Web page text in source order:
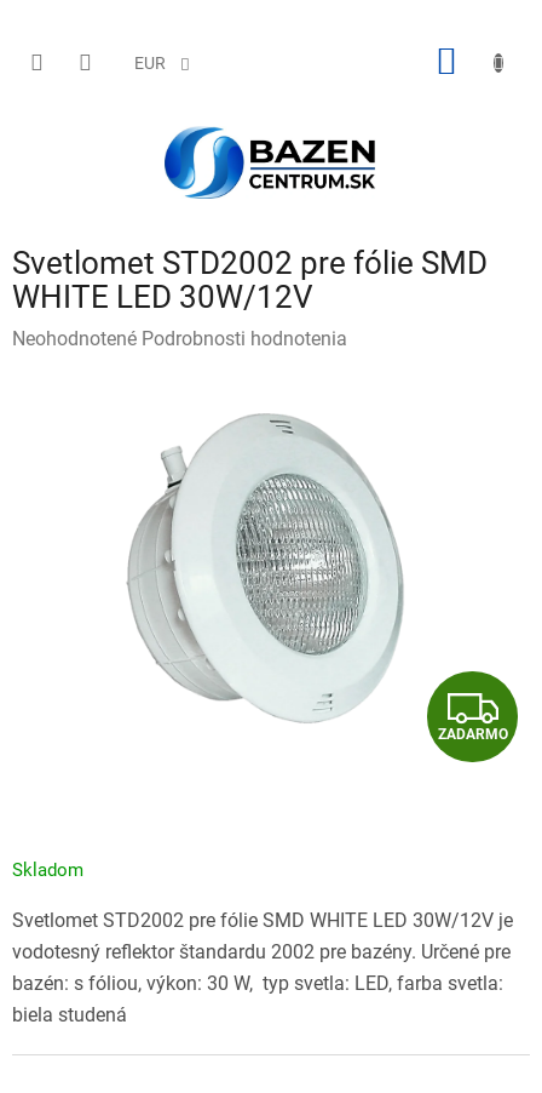
obsah
EUR
Svetlomet STD2002 pre fólie SMD
WHITE LED 30W/12V
Priemerné
Neohodnotené Podrobnosti hodnotenia
Z
A
R
M
ZADARMO
Skladom
Svetlomet STD2002 pre fólie SMD WHITE LED 30W/12V je
vodotesný reflektor štandardu 2002 pre bazény. Určené pre
bazén: s fóliou, výkon: 30 W, typ svetla: LED, farba svetla:
biela studená